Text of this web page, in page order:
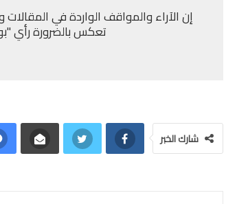
إن الآراء والمواقف الواردة في
تعكس بالضرورة رأي
شارك الخبر